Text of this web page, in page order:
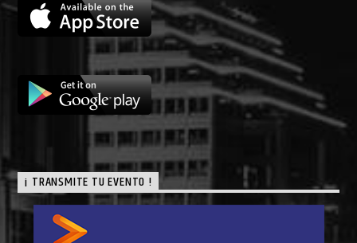
¡ TRANSMITE TU EVENTO !